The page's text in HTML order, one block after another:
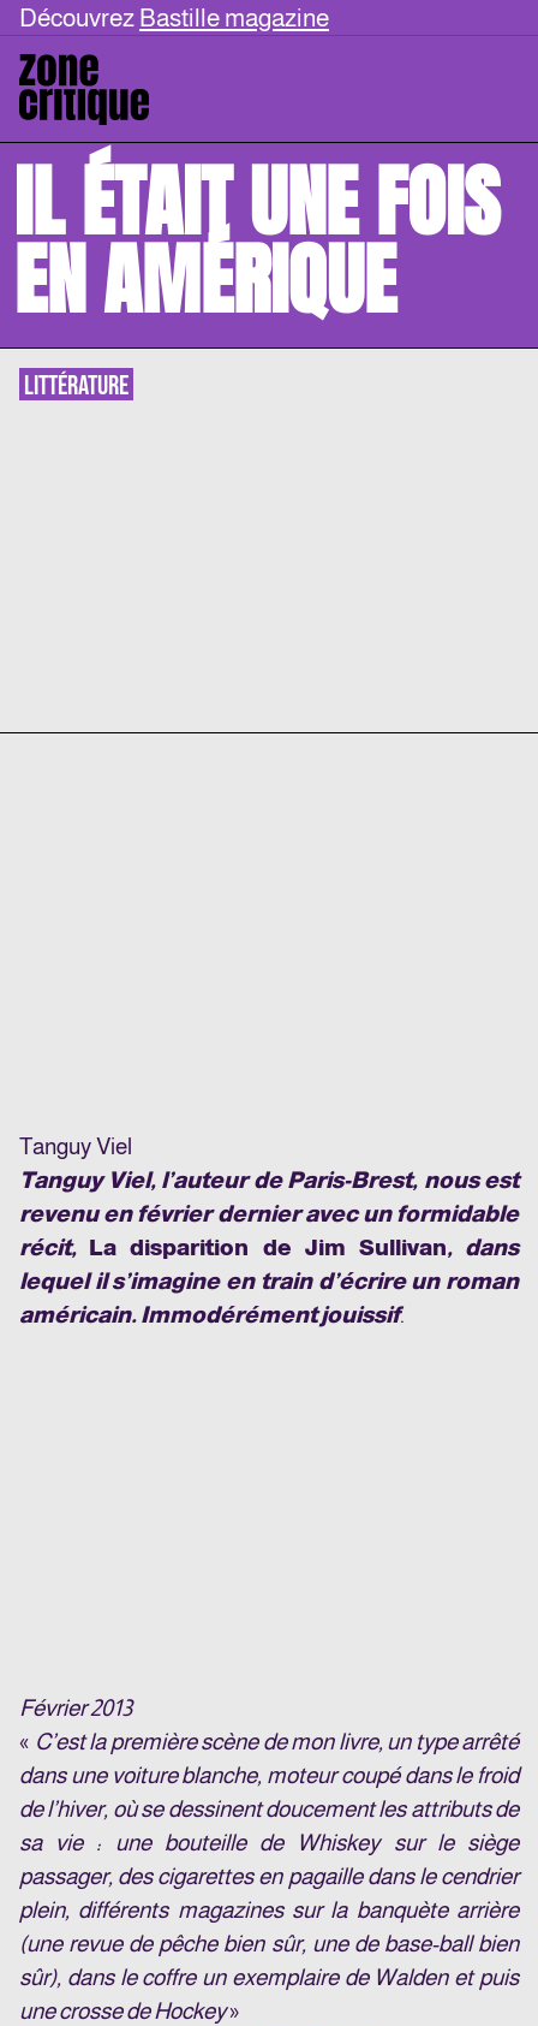
Découvrez Bastille magazine
IL ÉTAIT UNE FOIS
EN AMÉRIQUE
LITTÉRATURE
Tanguy Viel
Tanguy Viel, l’auteur deParis-Brest, nous est
revenu en février dernier avec un formidable
récit, La disparition de Jim Sullivan, dans
lequel il s’imagine en train d’écrire un roman
américain. Immodérément jouissif.
Février 2013
« C’est la première scène de mon livre, un type arrêté
dans une voiture blanche, moteur coupé dans le froid
de l’hiver, où se dessinent doucement les attributs de
sa vie : une bouteille de Whiskey sur le siège
passager, des cigarettes en pagaille dans le cendrier
plein, différents magazines sur la banquète arrière
(une revue de pêche bien sûr, une de base-ball bien
sûr), dans le coffre un exemplaire de Walden et puis
une crosse de Hockey»